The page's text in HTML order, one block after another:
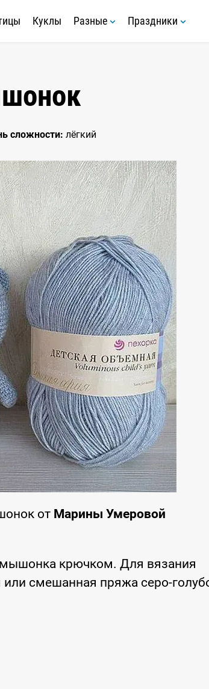
Куклы Разные Праздники
сложности: лёгкий
от Марины Умеровой
крючком. Для вязания
смешанная пряжа серо-